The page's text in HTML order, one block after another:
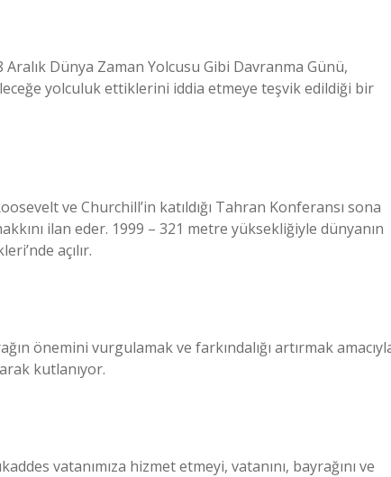
Dünya Zaman Yolcusu Gibi Davranma Günü,
yolculuk ettiklerini iddia etmeye teşvik edildiği bir
ve Churchill’in katıldığı Tahran Konferansı sona
ilan eder. 1999 – 321 metre yüksekliğiyle dünyanın
açılır.
önemini vurgulamak ve farkındalığı artırmak
kutlanıyor.
vatanımıza hizmet etmeyi, vatanını, bayrağını ve